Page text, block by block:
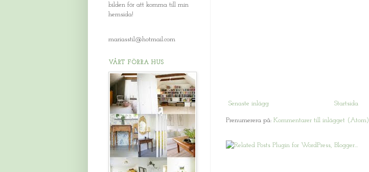
Senaste inlägg Startsida
Prenumerera på: Kommentarer till inlägget (Atom)
bilden för att komma till min
hemsida!
mariasstil@hotmail.com
VÅRT FÖRRA HUS